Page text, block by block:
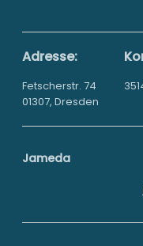
Adresse:
Fetscherstr. 74
01307, Dresden
Jameda